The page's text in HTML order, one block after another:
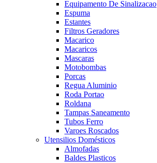
Equipamento De Sinalizacao
Espuma
Estantes
Filtros Geradores
Macarico
Macaricos
Mascaras
Motobombas
Porcas
Regua Aluminio
Roda Portao
Roldana
Tampas Saneamento
Tubos Ferro
Varoes Roscados
Utensilios Domésticos
Almofadas
Baldes Plasticos